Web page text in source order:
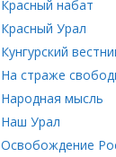
Красный набат
Красный Урал
Кунгурский
На страже
Народная мысль
Наш Урал
Освобождение